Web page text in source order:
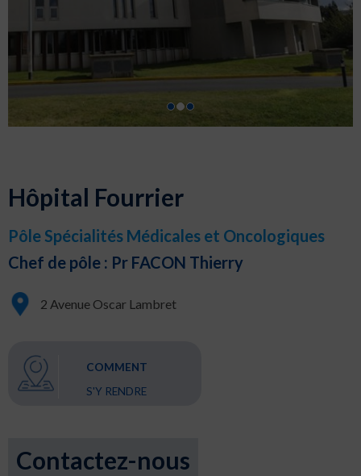
Hôpital Fourrier
Pôle Spécialités Médicales et Oncologiques
Chef de pôle : Pr FACON Thierry
2 Avenue Oscar Lambret
COMMENT
S'Y RENDRE
Contactez-nous